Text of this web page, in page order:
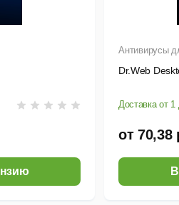
Антивирусы
Dr.Web
Доставка от 1
от 70,38